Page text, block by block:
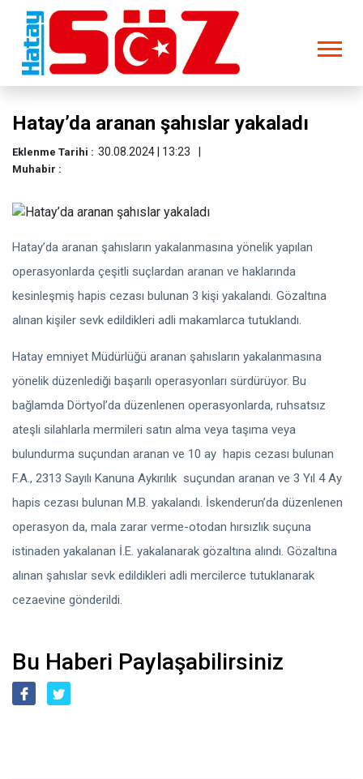
Hatay’da aranan şahıslar yakaladı
Eklenme Tarihi : 30.08.2024 | 13:23
Muhabir :
Hatay’da aranan şahısların yakalanmasına yönelik yapılan
operasyonlarda çeşitli suçlardan aranan ve haklarında
kesinleşmiş hapis cezası bulunan 3 kişi yakalandı. Gözaltına
alınan kişiler sevk edildikleri adli makamlarca tutuklandı.
Hatay emniyet Müdürlüğü aranan şahısların yakalanmasına
yönelik düzenlediği başarılı operasyonları sürdürüyor. Bu
bağlamda Dörtyol’da düzenlenen operasyonlarda, ruhsatsız
ateşli silahlarla mermileri satın alma veya taşıma veya
bulundurma suçundan aranan ve 10 ay hapis cezası bulunan
F.A., 2313 Sayılı Kanuna Aykırılık suçundan aranan ve 3 Yıl 4 Ay
hapis cezası bulunan M.B. yakalandı. İskenderun’da düzenlenen
operasyon da, mala zarar verme-otodan hırsızlık suçuna
istinaden yakalanan İ.E. yakalanarak gözaltına alındı. Gözaltına
alınan şahıslar sevk edildikleri adli mercilerce tutuklanarak
cezaevine gönderildi.
Bu Haberi Paylaşabilirsiniz